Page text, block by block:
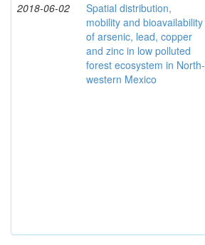
2018-06-02
Spatial distribution,
mobility and bioavailability
of arsenic, lead, copper
and zinc in low polluted
forest ecosystem in North-
western Mexico